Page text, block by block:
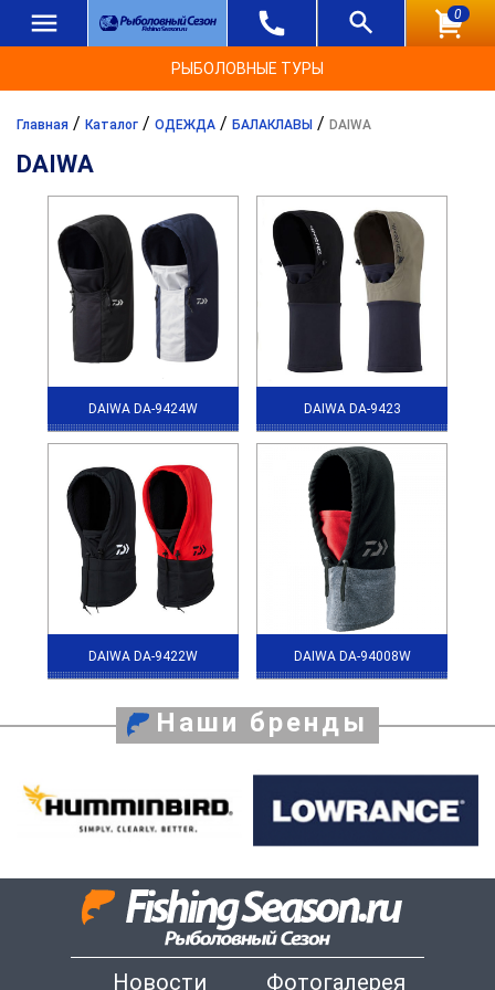
0
РЫБОЛОВНЫЕ ТУРЫ
Главная / Каталог / ОДЕЖДА / БАЛАКЛАВЫ / DAIWA
DAIWA
DAIWA DA-9424W DAIWA DA-9423
DAIWA DA-9422W DAIWA DA-94008W
Наши бренды
Новости Фотогалерея